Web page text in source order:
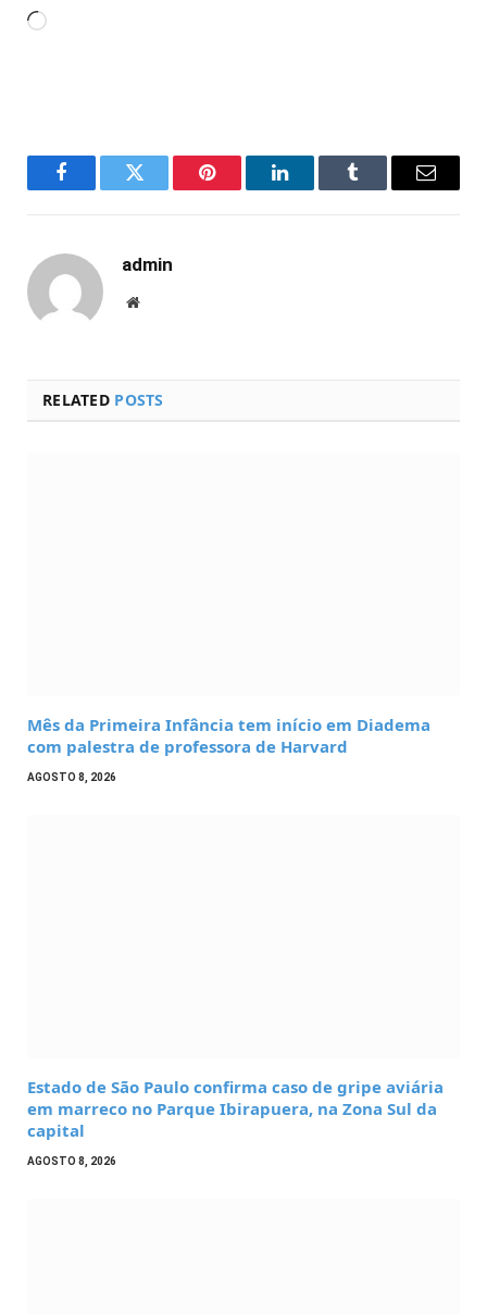
Carregando...
FacebookTwitter Pinterest LinkedInTumblr Email
admin
Website
RELATED POSTS
Mês da Primeira Infância tem início em Diadema
com palestra de professora de Harvard
AGOSTO 8, 2026
Estado de São Paulo confirma caso de gripe aviária
em marreco no Parque Ibirapuera, na Zona Sul da
capital
AGOSTO 8, 2026